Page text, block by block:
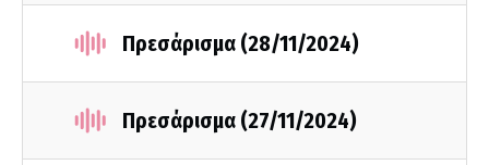
Πρεσάρισμα (28/11/2024)
Πρεσάρισμα (27/11/2024)